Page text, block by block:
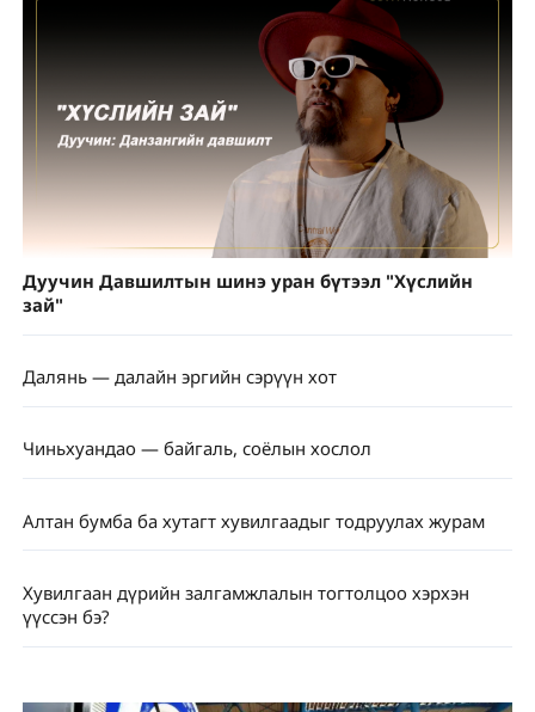
Дуучин Давшилтын шинэ уран бүтээл "Хүслийн
зай"
Далянь — далайн эргийн сэрүүн хот
Чиньхуандао — байгаль, соёлын хослол
Алтан бумба ба хутагт хувилгаадыг тодруулах журам
Хувилгаан дүрийн залгамжлалын тогтолцоо хэрхэн
үүссэн бэ?